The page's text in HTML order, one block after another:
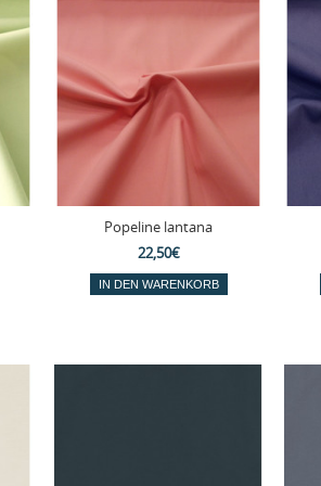
Popeline lantana
22,50€